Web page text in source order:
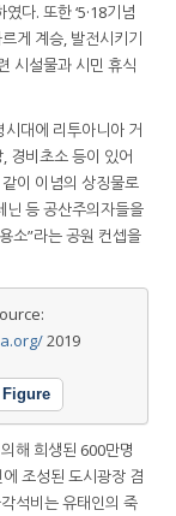
다. 또한 ‘5·18기념
게 계승, 발전시키기
시설물과 시민 휴식
시대에 리투아니아 거
경비초소 등이 있어
이 이념의 상징물로
닌 등 공산주의자들을
소”라는 공원 컨셉을
2019
해 희생된 600만명
조성된 도시광장 겸
석비는 유태인의 죽